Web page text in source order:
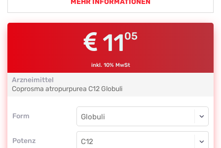
MEHR INFORMATIONEN
1105
inkl. 10% MwSt
Arzneimittel
Coprosma atropurpurea C12 Globuli
Form
Form
Potenz
Globuli
C12